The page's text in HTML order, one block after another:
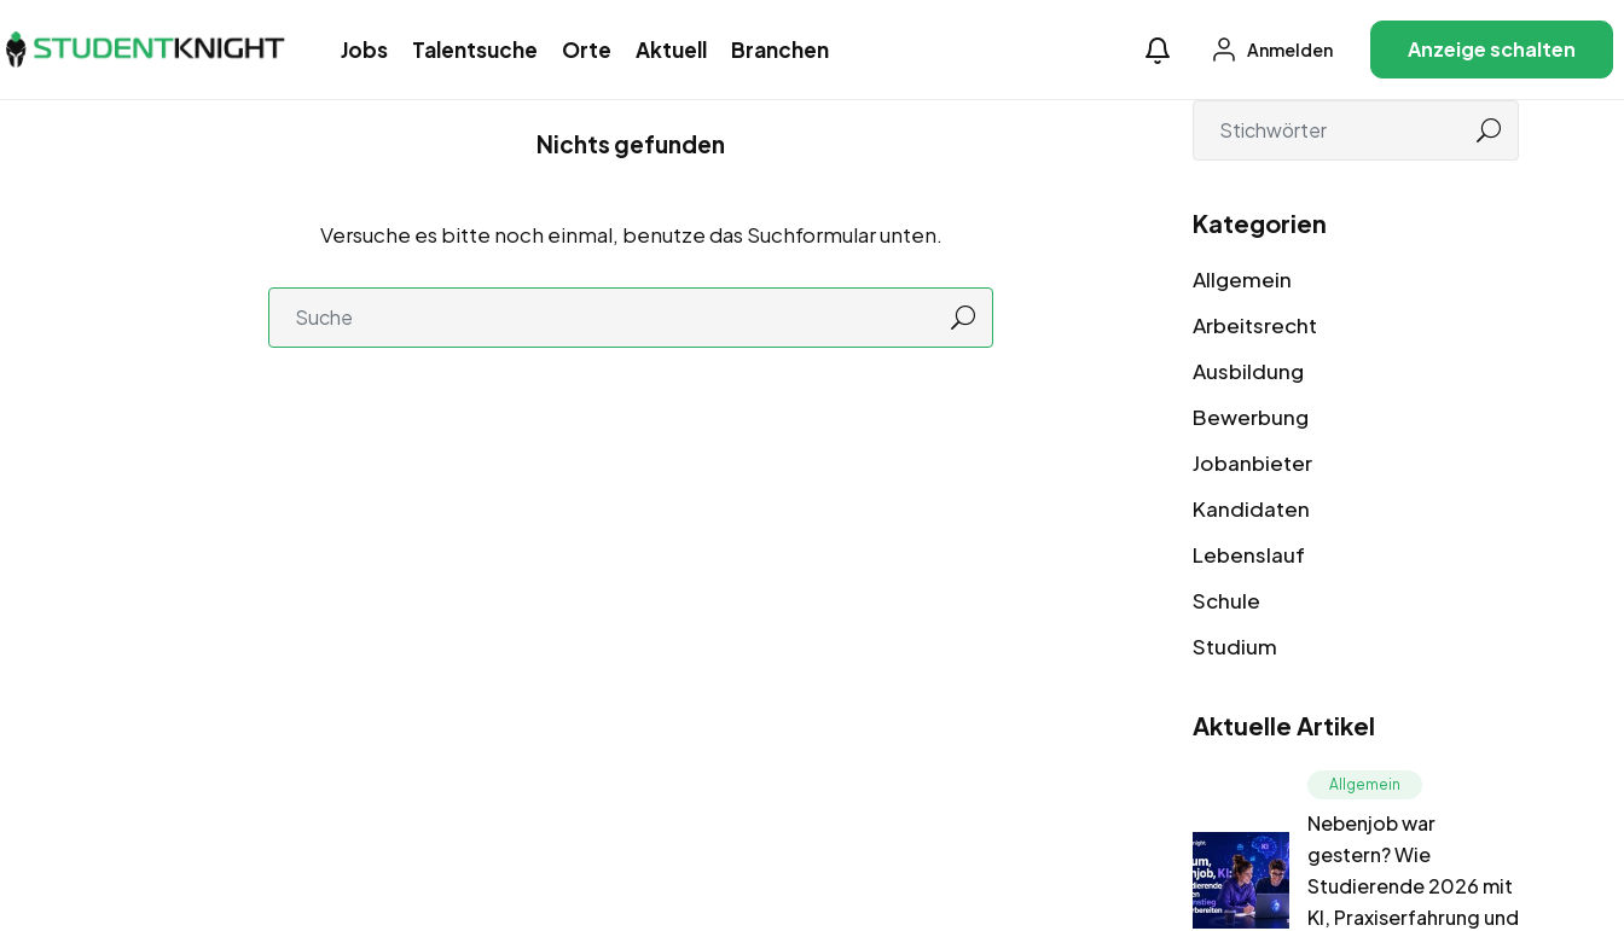
Jobs Talentsuche Orte Aktuell Branchen Anmelden Anzeige schalten
Nichts gefunden
Versuche es bitte noch einmal, benutze das Suchformular unten. Kategorien
Allgemein
Arbeitsrecht
Ausbildung
Bewerbung
Jobanbieter
Kandidaten
Lebenslauf
Schule
Studium
Aktuelle Artikel
Allgemein
Nebenjob war
gestern? Wie
Studierende 2026 mit
KI, Praxiserfahrung und